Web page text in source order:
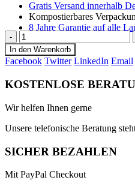
Gratis Versand innerhalb
Kompostierbares
8 Jahre Garantie auf alle
-
In den Warenkorb
Facebook Twitter LinkedIn Email
KOSTENLOSE
Wir helfen Ihnen gerne
Unsere telefonische Beratung
SICHER BEZAHLEN
Mit PayPal Checkout